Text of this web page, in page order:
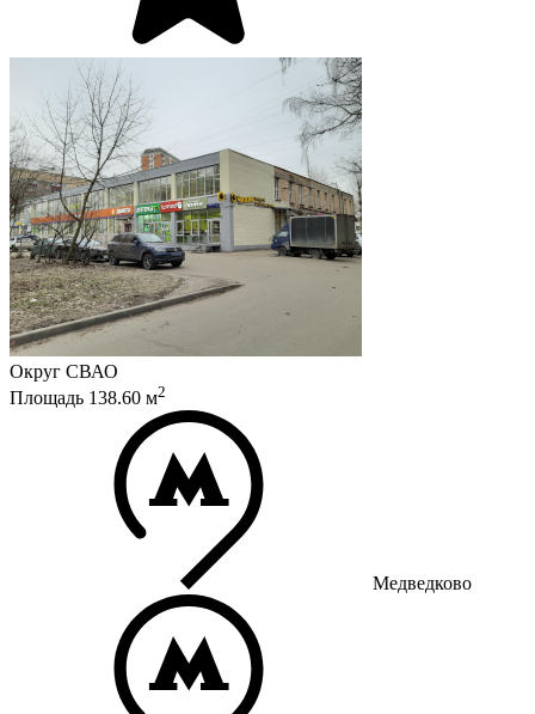
Округ СВАО
Площадь 138.60 м2
Медведково